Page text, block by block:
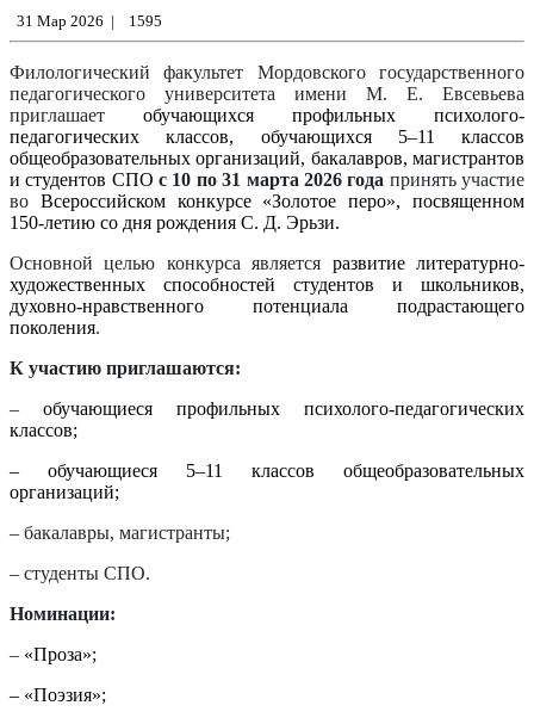
31 Мар 2026 | 1595
Филологический факультет Мордовского государственного
педагогического университета имени М. Е. Евсевьева
приглашает обучающихся профильных психолого-
педагогических классов, обучающихся 5–11 классов
общеобразовательных организаций, бакалавров, магистрантов
и студентов СПОс 10 по 31 марта 2026 года принять участие
во Всероссийском конкурсе «Золотое перо», посвященном
150-летию со дня рождения С. Д. Эрьзи.
Основной целью конкурса является развитие литературно-
художественных способностей студентов и школьников,
духовно-нравственного потенциала подрастающего
поколения.
К участию приглашаются:
– обучающиеся профильных психолого-педагогических
классов;
– обучающиеся 5–11 классов общеобразовательных
организаций;
– бакалавры, магистранты;
– студенты СПО.
Номинации:
– «Проза»;
– «Поэзия»;